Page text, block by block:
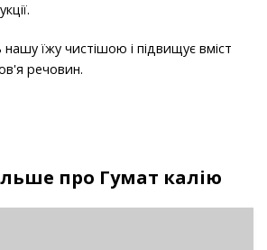
їжу чистішою і підвищує вміст
речовин.
про Гумат калію